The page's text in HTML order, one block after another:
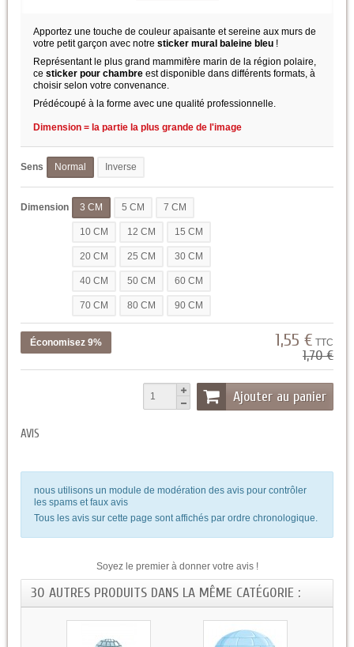
Apportez une touche de couleur apaisante et sereine aux murs de
votre petit garçon avec notre sticker mural baleine bleu !
Représentant le plus grand mammifère marin de la région polaire,
ce sticker pour chambre est disponible dans différents formats, à
choisir selon votre convenance.
Prédécoupé à la forme avec une qualité professionnelle.
Dimension = la partie la plus grande de l'image
Sens Normal Inverse
Dimension 3 CM 5 CM 7 CM
10 CM 12 CM 15 CM
20 CM 25 CM 30 CM
40 CM 50 CM 60 CM
70 CM 80 CM 90 CM
Économisez 9% 1,55 € TTC
1,70 €
Ajouter au panier
AVIS
nous utilisons un module de modération des avis pour contrôler
les spams et faux avis
Tous les avis sur cette page sont affichés par ordre chronologique.
Soyez le premier à donner votre avis !
30 AUTRES PRODUITS DANS LA MÊME CATÉGORIE :